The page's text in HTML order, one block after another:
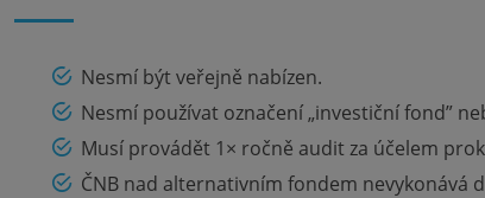
Nesmí být veřejně nabízen.
Nesmí používat označení „investiční fond”
Musí provádět 1× ročně audit za účelem
ČNB nad alternativním fondem nevykonává